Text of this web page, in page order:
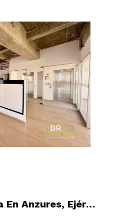
Oficinas En Renta En Anzures, Ejército Nacional, Miguel Hidalgo